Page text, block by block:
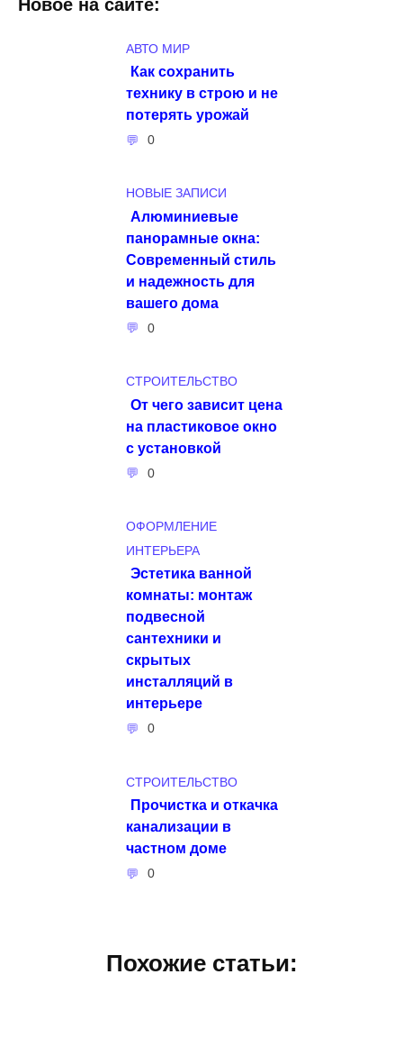
Новое на сайте:
АВТО МИР
Как сохранить
технику в строю и не
потерять урожай
0
НОВЫЕ ЗАПИСИ
Алюминиевые
панорамные окна:
Современный стиль
и надежность для
вашего дома
0
СТРОИТЕЛЬСТВО
От чего зависит цена
на пластиковое окно
с установкой
0
ОФОРМЛЕНИЕ
ИНТЕРЬЕРА
Эстетика ванной
комнаты: монтаж
подвесной
сантехники и
скрытых
инсталляций в
интерьере
0
СТРОИТЕЛЬСТВО
Прочистка и откачка
канализации в
частном доме
0
Похожие статьи: